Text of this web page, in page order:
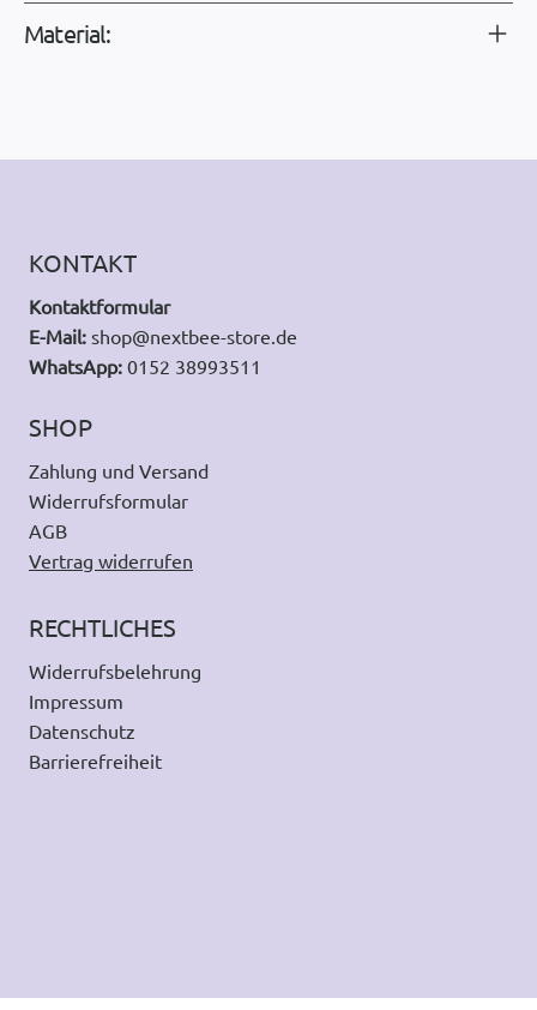
Material:
KONTAKT
Kontaktformular
E-Mail: shop@nextbee-store.de
WhatsApp: 0152 38993511
SHOP
Zahlung und Versand
Widerrufsformular
AGB
Vertrag widerrufen
RECHTLICHES
Widerrufsbelehrung
Impressum
Datenschutz
Barrierefreiheit